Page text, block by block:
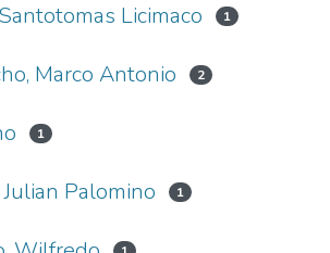
Licimaco 1
Marco Antonio 2
1
Palomino 1